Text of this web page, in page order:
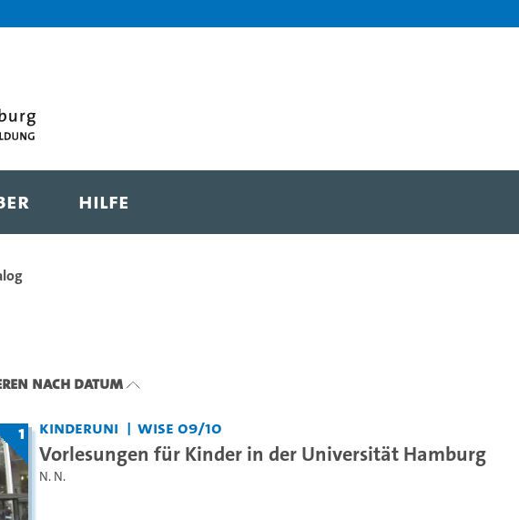
Hilfe
nach Datum
1 Kinderuni WiSe 09/10
Vorlesungen für Kinder in der Universität Hamburg
N. N.